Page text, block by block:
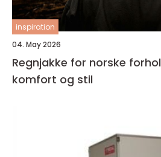
inspiration
04. May 2026
Regnjakke for norske
komfort og stil